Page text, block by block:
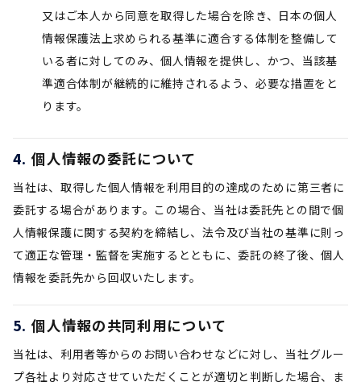
又はご本人から同意を取得した場合を除き、日本の個人
情報保護法上求められる基準に適合する体制を整備して
いる者に対してのみ、個人情報を提供し、かつ、当該基
準適合体制が継続的に維持されるよう、必要な措置をと
ります。
個人情報の委託について
当社は、取得した個人情報を利用目的の達成のために第三者に
委託する場合があります。この場合、当社は委託先との間で個
人情報保護に関する契約を締結し、法令及び当社の基準に則っ
て適正な管理・監督を実施するとともに、委託の終了後、個人
情報を委託先から回収いたします。
個人情報の共同利用について
当社は、利用者等からのお問い合わせなどに対し、当社グルー
プ各社より対応させていただくことが適切と判断した場合、ま